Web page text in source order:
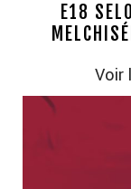
E18
Voir